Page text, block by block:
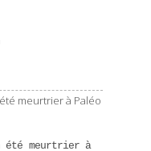
été meurtrier à